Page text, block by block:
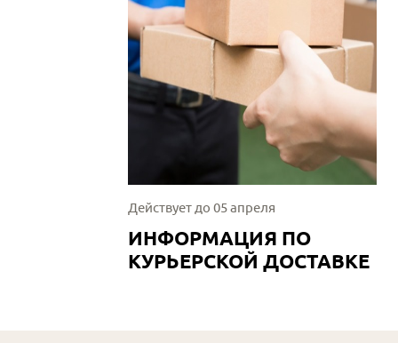
Действует до 05 апреля
ИНФОРМАЦИЯ ПО
КУРЬЕРСКОЙ ДОСТАВКЕ